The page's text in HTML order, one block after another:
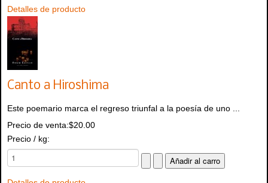
Detalles de producto
Canto a Hiroshima
Este poemario marca el regreso triunfal a la poesía de uno ...
Precio de venta:$20.00
Precio / kg: